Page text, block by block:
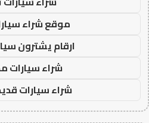
موقع شراء
ارقام يشترون
شراء سيارات
شراء سيارات